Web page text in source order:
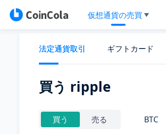
仮想通貨の売買
法定通貨取引 ギフトカード
買う ripple
買う 売る BTC